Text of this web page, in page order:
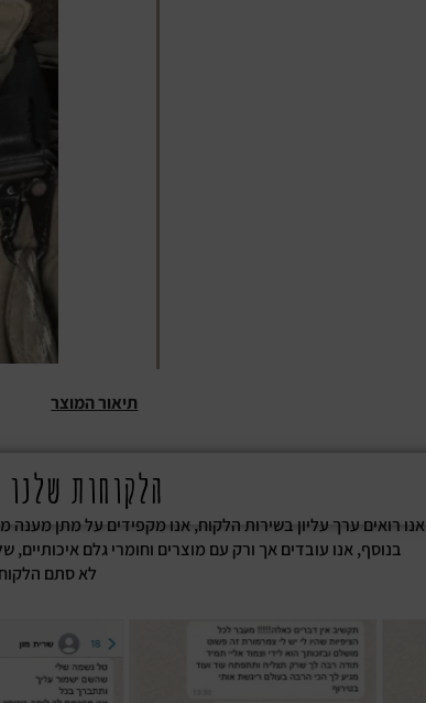
תיאור המוצר
הלקוחות
אנו רואים ערך עליון בשירות הלקוח, אנו מקפידים על מתן מענה
בנוסף, אנו עובדים אך ורק עם מוצרים וחומרי גלם
לא סתם